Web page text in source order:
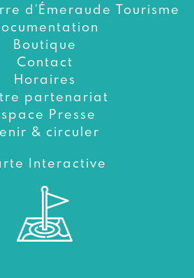
d’Émeraude Tourisme
Boutique
Contact
Horaires
partenariat
Presse
& circuler
Interactive